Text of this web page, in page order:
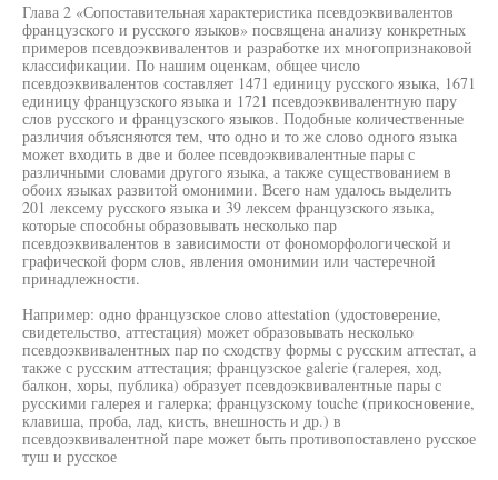
Глава 2 «Сопоставительная характеристика псевдоэквивалентов
французского и русского языков» посвящена анализу конкретных
примеров псевдоэквивалентов и разработке их многопризнаковой
классификации. По нашим оценкам, общее число
псевдоэквивалентов составляет 1471 единицу русского языка, 1671
единицу французского языка и 1721 псевдоэквивалентную пару
слов русского и французского языков. Подобные количественные
различия объясняются тем, что одно и то же слово одного языка
может входить в две и более псевдоэквивалентные пары с
различными словами другого языка, а также существованием в
обоих языках развитой омонимии. Всего нам удалось выделить
201 лексему русского языка и 39 лексем французского языка,
которые способны образовывать несколько пар
псевдоэквивалентов в зависимости от фономорфологической и
графической форм слов, явления омонимии или частеречной
принадлежности.
Например: одно французское слово attestation (удостоверение,
свидетельство, аттестация) может образовывать несколько
псевдоэквивалентных пар по сходству формы с русским аттестат, а
также с русским аттестация; французское galerie (галерея, ход,
балкон, хоры, публика) образует псевдоэквивалентные пары с
русскими галерея и галерка; французскому touche (прикосновение,
клавиша, проба, лад, кисть, внешность и др.) в
псевдоэквивалентной паре может быть противопоставлено русское
туш и русское